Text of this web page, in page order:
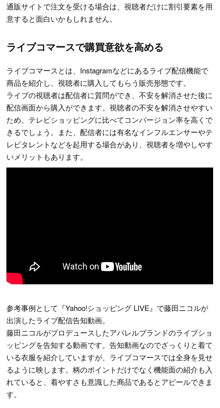
通販サイトで注文を受ける場合は、視聴者だけに割引要素を用
意すると面白いかもしれません。
ライブコマースで購買意欲を高める
ライブコマースとは、Instagramなどにあるライブ配信機能で
商品を紹介し、視聴者に購入してもらう販売形態です。
ライブの視聴者は配信者に質問ができ、不安を解消させた後に
配信画面から購入ができます。視聴者の不安を解消させやすい
ため、テレビショッピングに比べてコンバージョン率を高くで
きるでしょう。また、配信者には有名なインフルエンサーやテ
レビタレントなどを起用する場合があり、視聴者を増やしやす
いメリットもあります。
参考事例として『Yahoo!ショッピング LIVE』で藤田ニコルが
出演したライブ配信告知動画。
藤田ニコルがプロデュースしたアパレルブランドのライブショ
ッピングを告知する動画です。告知動画なのでざっくりと着て
いる衣服を紹介していますが、ライブコマースでは全身を見せ
るように映します。柄のポイントだけでなく機能面の紹介も入
れていると、着やすさも意識した商品であるとアピールできま
す。